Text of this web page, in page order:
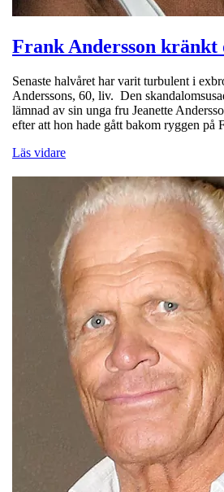
Frank Andersson kränkt
Senaste halvåret har varit turbulent i
Anderssons, 60, liv. Den
lämnad av sin unga fru Jeanette
efter att hon hade gått bakom ryggen på
Läs vidare